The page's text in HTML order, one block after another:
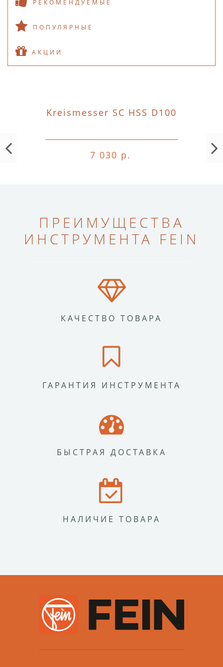
РЕКОМЕНДУЕМЫЕ
ПОПУЛЯРНЫЕ
АКЦИИ
Kreismesser SC HSS D100
7 030 р.
ПРЕИМУЩЕСТВА
ИНСТРУМЕНТА FEIN
КАЧЕСТВО ТОВАРА
ГАРАНТИЯ ИНСТРУМЕНТА
БЫСТРАЯ ДОСТАВКА
НАЛИЧИЕ ТОВАРА